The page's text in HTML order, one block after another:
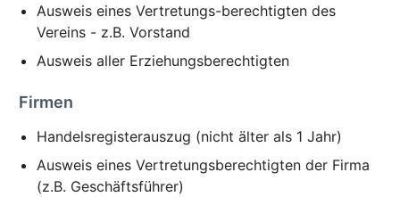
Ausweis eines Vertretungs-berechtigten des
Vereins - z.B. Vorstand
Ausweis aller Erziehungsberechtigten
Firmen
Handelsregisterauszug (nicht älter als 1 Jahr)
Ausweis eines Vertretungsberechtigten der Firma
(z.B. Geschäftsführer)